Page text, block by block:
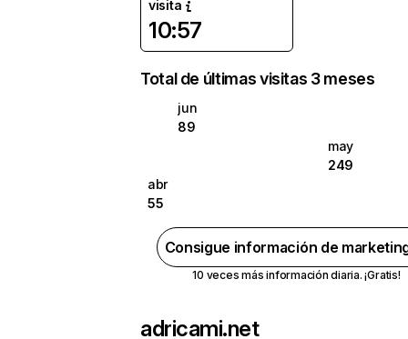
visita
10:57
Total de últimas visitas 3 meses
jun
89
may
249
abr
55
Consigue información de
10 veces más información diaria. ¡Gratis!
adricami.net